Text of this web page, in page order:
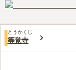
参りをするこ
口コミ評価
60代男性
浅草の繁華
店を選ぶのが大変で、
静。ただし、墓の面積は
とうかくじ
等覚寺